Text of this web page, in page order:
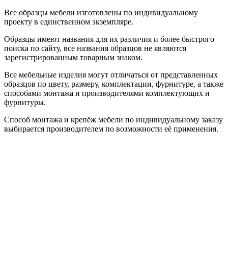
Все образцы мебели изготовлены по индивидуальному
проекту в единственном экземпляре.
Образцы имеют названия для их различия и более быстрого
поиска по сайту, все названия образцов не являются
зарегистрированным товарным знаком.
Все мебельные изделия могут отличаться от представленных
образцов по цвету, размеру, комплектации, фурнитуре, а также
способами монтажа и производителями комплектующих и
фурнитуры.
Способ монтажа и крепёж мебели по индивидуальному заказу
выбирается производителем по возможности её применения.